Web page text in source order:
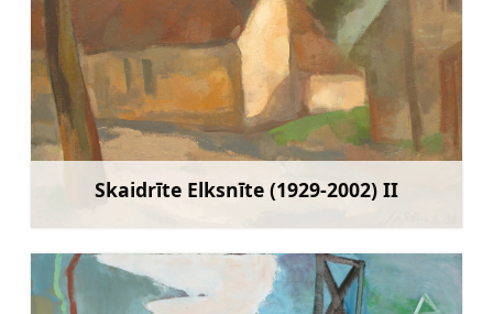
Skaidrīte Elksnīte (1929-2002) II
Sužinoti daugiau